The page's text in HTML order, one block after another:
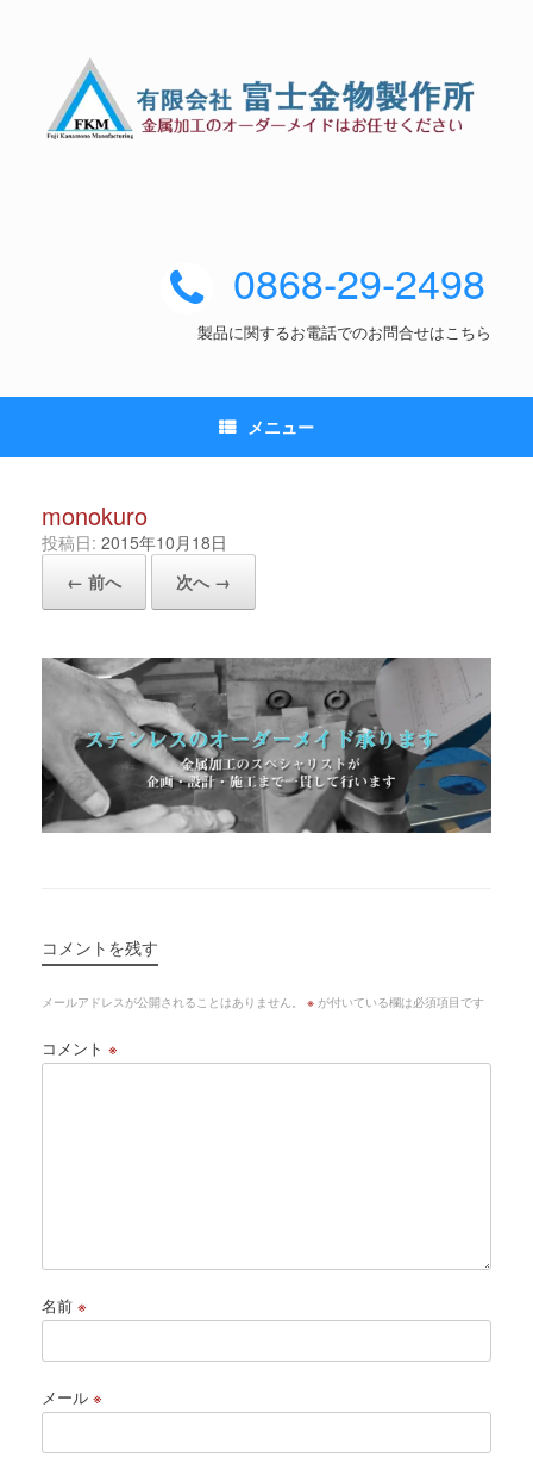
0868-29-2498
製品に関するお電話でのお問合せはこちら
メニュー
monokuro
投稿日: 2015年10月18日
← 前へ
次へ →
コメントを残す
メールアドレスが公開されることはありません。 ※ が付いている欄は必須項目です
コメント ※
名前 ※
メール ※